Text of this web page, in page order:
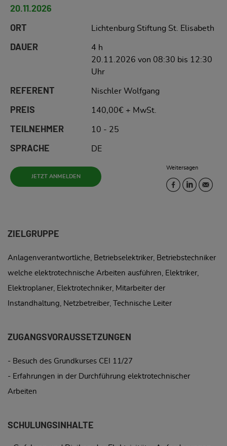
20.11.2026
ORT Lichtenburg Stiftung St. Elisabeth
DAUER
4 h
20.11.2026 von 08:30 bis 12:30
Uhr
REFERENT Nischler Wolfgang
PREIS 140,00€ + MwSt.
TEILNEHMER 10 - 25
SPRACHE DE
JETZT ANMELDEN
Weitersagen
ZIELGRUPPE
Anlagenverantwortliche, Betriebselektriker, Betriebstechniker
welche elektrotechnische Arbeiten ausführen, Elektriker,
Elektroplaner, Elektrotechniker, Mitarbeiter der
Instandhaltung, Netzbetreiber, Technische Leiter
ZUGANGSVORAUSSETZUNGEN
- Besuch des Grundkurses CEI 11/27
- Erfahrungen in der Durchführung elektrotechnischer
Arbeiten
SCHULUNGSINHALTE